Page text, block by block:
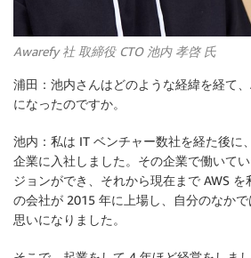
Awarefy 社 取締役 CTO 池内 孝啓 氏
浦田：池内さんはどのような経緯を経て
になったのですか。
池内：私は IT ベンチャー数社を経た後に
企業に入社しました。その企業で働いて
ジョンができ、それから現在まで AWS
の会社が 2015 年に上場し、自分のなか
思いになりました。